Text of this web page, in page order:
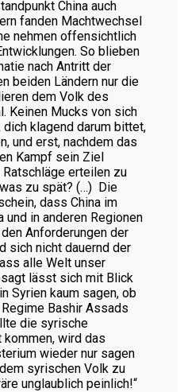
China auch
fanden Machtwechsel
nehmen offensichtlich
So blieben
nach Antritt der
beiden Ländern nur die
dem Volk des
Keinen Mucks von sich
klagend darum bittet,
und erst, nachdem das
Kampf sein Ziel
erteilen zu
zu spät? (…) Die
dass China im
in anderen Regionen
Anforderungen der
sich nicht dauernd der
alle Welt unser
lässt sich mit Blick
Syrien kaum sagen, ob
Bashir Assads
die syrische
wird das
wieder nur sagen
syrischen Volk zu
unglaublich peinlich!“